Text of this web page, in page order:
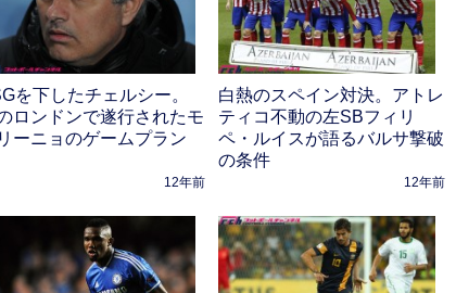
を下したチェルシー。
ロンドンで遂行されたモ
ーニョのゲームプラン
12年前
白熱のスペイン対決。アトレ
ティコ不動の左SBフィリ
ペ・ルイスが語るバルサ撃破
の条件
12年前